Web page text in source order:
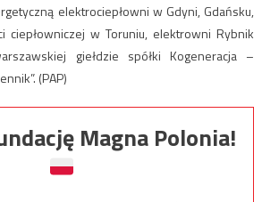
elektrociepłowni w Gdyni, Gdańsku,
ciepłowniczej w Toruniu, elektrowni Rybnik
giełdzie spółki Kogeneracja –
(PAP)
Magna Polonia!